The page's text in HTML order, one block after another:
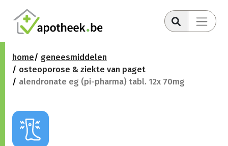
home
geneesmiddelen
osteoporose & ziekte van paget
alendronate eg (pi-pharma) tabl. 12x 70mg